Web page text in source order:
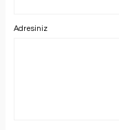
Adresiniz